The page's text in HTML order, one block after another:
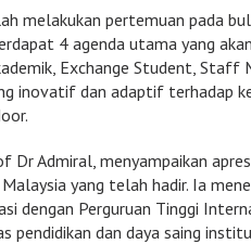
melakukan pertemuan pada
4 agenda utama yang
Exchange Student,
inovatif dan adaptif terhadap
Dr Admiral, menyampaikan
yang telah hadir. Ia
dengan Perguruan Tinggi
pendidikan dan daya saing